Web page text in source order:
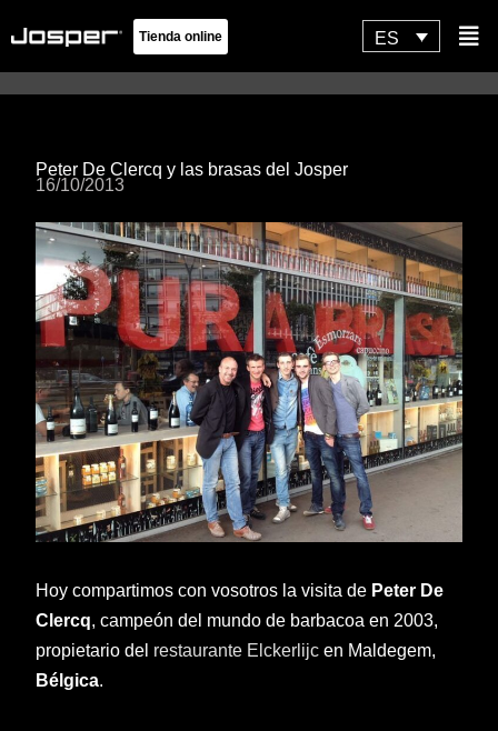
al
contenido
Tienda online ES
Peter De Clercq y las brasas del Josper
16/10/2013
Hoy compartimos con vosotros la visita de Peter De
Clercq, campeón del mundo de barbacoa en 2003,
propietario del restaurante Elckerlijc en Maldegem,
Bélgica.